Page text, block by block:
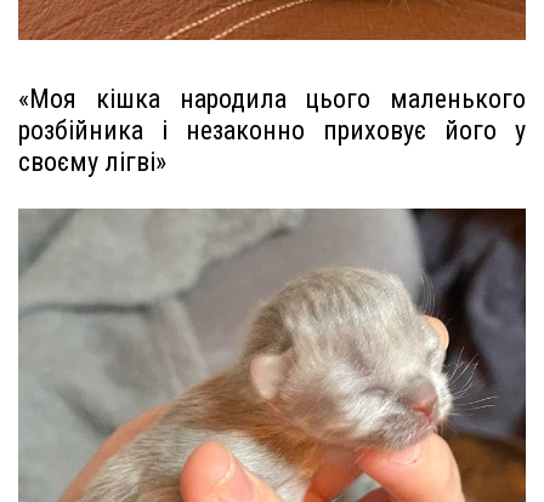
«Моя кішка народила цього маленького
розбійника і незаконно приховує його у
своєму лігві»